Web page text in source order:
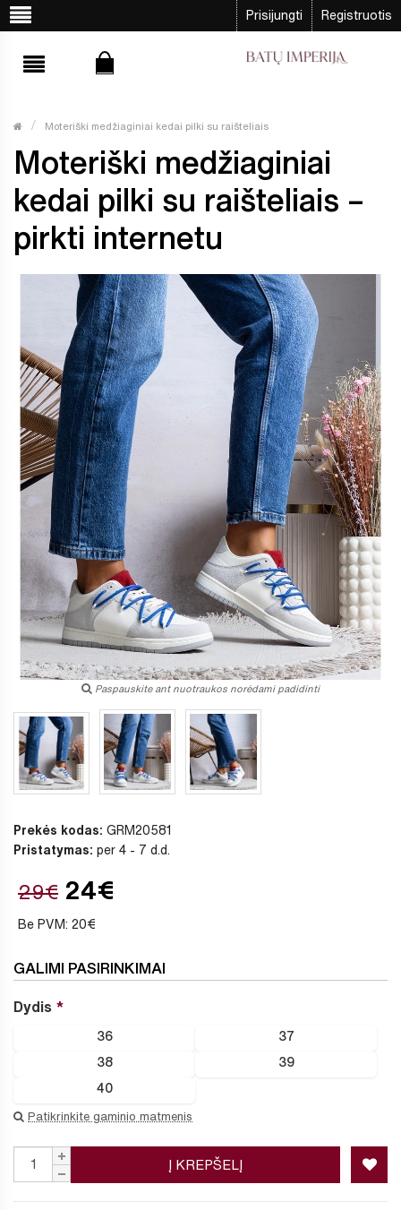
Prisijungti Registruotis
Moteriški medžiaginiai kedai pilki su raišteliais
Moteriški medžiaginiai
kedai pilki su raišteliais –
pirkti internetu
Paspauskite ant nuotraukos norėdami padidinti
Prekės kodas: GRM20581
Pristatymas: per 4 - 7 d.d.
29€ 24€
Be PVM: 20€
GALIMI PASIRINKIMAI
Dydis
36 37
38 39
40
Patikrinkite gaminio matmenis
Į KREPŠELĮ